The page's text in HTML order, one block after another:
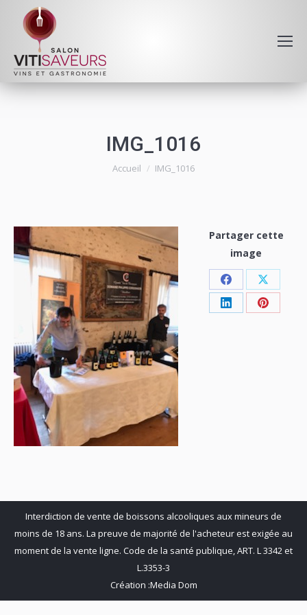
IMG_1016
Vous êtes ici :
Accueil IMG_1016
Partager cette
image
Share
on
Share
on
Share Share
Interdiction de vente de boissons alcooliques aux mineurs de
moins de 18 ans. La preuve de majorité de l'acheteur est exigée au
moment de la vente ligne. Code de la santé publique, ART. L 3342 et
L.3353-3
Création :Media Dom